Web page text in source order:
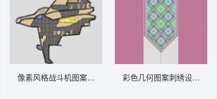
像素风格战斗机图案 飞机 彩色几何图案刺绣设计 十